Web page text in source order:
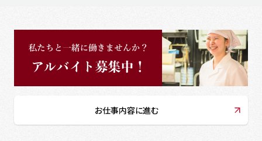
お仕事内容に進む